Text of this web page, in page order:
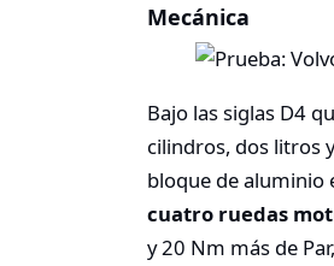
Mecánica
Bajo las siglas D4
cilindros, dos litros
bloque de aluminio
cuatro ruedas
y 20 Nm más de